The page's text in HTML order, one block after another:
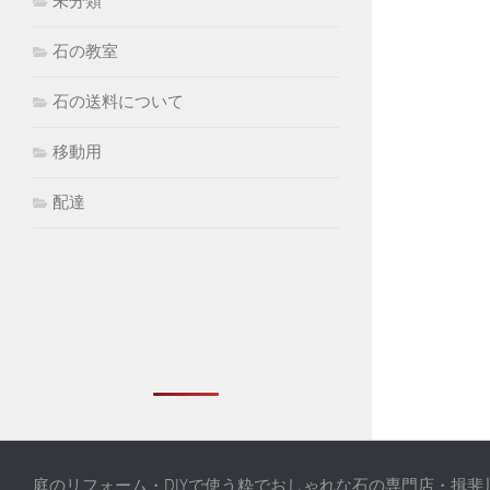
石の教室
石の送料について
移動用
配達
庭のリフォーム・DIYで使う粋でおしゃれな石の専門店・揖斐